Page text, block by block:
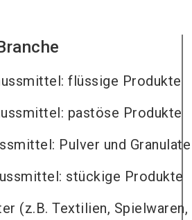
flüssige Produkte
pastöse Produkte
Pulver und Granulate
stückige Produkte
(z.B. Textilien, Spielwaren,